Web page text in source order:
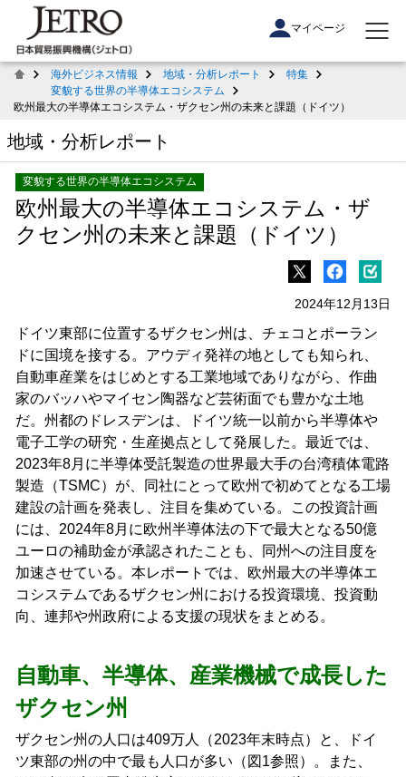
マイページ
海外ビジネス情報 地域・分析レポート
特集
変貌する世界の半導体エコシステム
欧州最大の半導体エコシステム・ザクセン州の未来と課題（ドイツ）
地域・分析レポート
変貌する世界の半導体エコシステム
欧州最大の半導体エコシステム・ザ
クセン州の未来と課題（ドイツ）
2024年12月13日
ドイツ東部に位置するザクセン州は、チェコとポーラン
ドに国境を接する。アウディ発祥の地としても知られ、
自動車産業をはじめとする工業地域でありながら、作曲
家のバッハやマイセン陶器など芸術面でも豊かな土地
だ。州都のドレスデンは、ドイツ統一以前から半導体や
電子工学の研究・生産拠点として発展した。最近では、
2023年8月に半導体受託製造の世界最大手の台湾積体電路
製造（TSMC）が、同社にとって欧州で初めてとなる工場
建設の計画を発表し、注目を集めている。この投資計画
には、2024年8月に欧州半導体法の下で最大となる50億
ユーロの補助金が承認されたことも、同州への注目度を
加速させている。本レポートでは、欧州最大の半導体エ
コシステムであるザクセン州における投資環境、投資動
向、連邦や州政府による支援の現状をまとめる。
自動車、半導体、産業機械で成長した
ザクセン州
ザクセン州の人口は409万人（2023年末時点）と、ドイ
ツ東部の州の中で最も人口が多い（図1参照）。また、